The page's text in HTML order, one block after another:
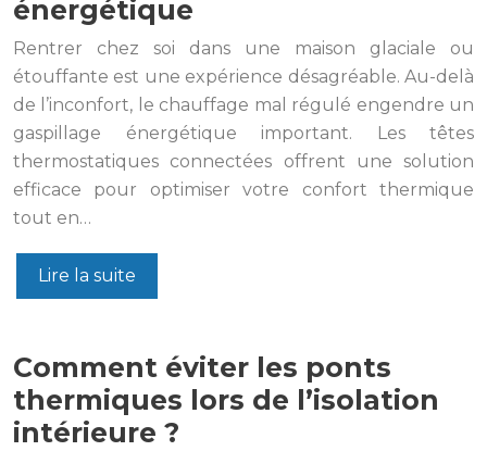
énergétique
Rentrer chez soi dans une maison glaciale ou
étouffante est une expérience désagréable. Au-delà
de l’inconfort, le chauffage mal régulé engendre un
gaspillage énergétique important. Les têtes
thermostatiques connectées offrent une solution
efficace pour optimiser votre confort thermique
tout en…
Lire la suite
Comment éviter les ponts
thermiques lors de l’isolation
intérieure ?